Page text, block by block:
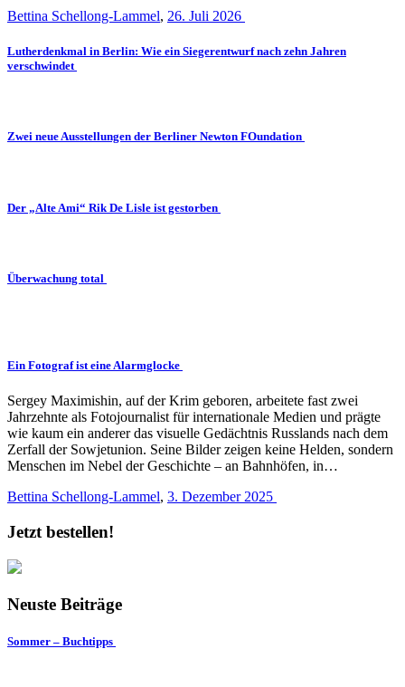
Bettina Schellong-Lammel, 26. Juli 2026
Lutherdenkmal in Berlin: Wie ein Siegerentwurf nach zehn Jahren
verschwindet
Zwei neue Ausstellungen der Berliner Newton FOundation
Der „Alte Ami“ Rik De Lisle ist gestorben
Überwachung total
Ein Fotograf ist eine Alarmglocke
Sergey Maximishin, auf der Krim geboren, arbeitete fast zwei
Jahrzehnte als Fotojournalist für internationale Medien und prägte
wie kaum ein anderer das visuelle Gedächtnis Russlands nach dem
Zerfall der Sowjetunion. Seine Bilder zeigen keine Helden, sondern
Menschen im Nebel der Geschichte – an Bahnhöfen, in…
Bettina Schellong-Lammel, 3. Dezember 2025
Jetzt bestellen!
Neuste Beiträge
Sommer – Buchtipps